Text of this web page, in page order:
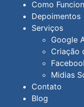
Como
Depoimentos
Serviços
Google
Criação
Midias
Contato
Blog